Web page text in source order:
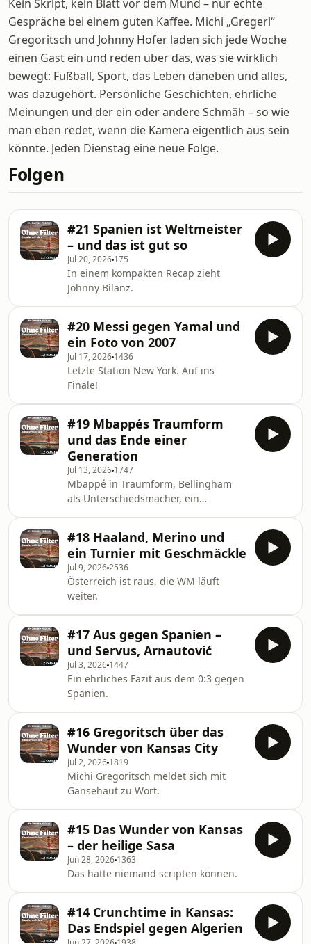
Kein Skript, kein Blatt vor dem Mund – nur echte
Gespräche bei einem guten Kaffee. Michi „Gregerl“
Gregoritsch und Johnny Hofer laden sich jede Woche
einen Gast ein und reden über das, was sie wirklich
bewegt: Fußball, Sport, das Leben daneben und alles,
was dazugehört. Persönliche Geschichten, ehrliche
Meinungen und der ein oder andere Schmäh – so wie
man eben redet, wenn die Kamera eigentlich aus sein
könnte. Jeden Dienstag eine neue Folge.
Folgen
#21 Spanien ist Weltmeister
– und das ist gut so
Jul 20, 2026 175
In einem kompakten Recap zieht
Johnny Bilanz.
#20 Messi gegen Yamal und
ein Foto von 2007
Jul 17, 2026 1436
Letzte Station New York. Auf ins
Finale!
#19 Mbappés Traumform
und das Ende einer
Generation
Jul 13, 2026 1747
Mbappé in Traumform, Bellingham
als Unterschiedsmacher, ein
#18 Haaland, Merino und
ein Turnier mit Geschmäckle
Jul 9, 20262536
Österreich ist raus, die WM läuft
weiter.
#17 Aus gegen Spanien –
und Servus, Arnautović
Jul 3, 2026 1447
Ein ehrliches Fazit aus dem 0:3 gegen
Spanien.
#16 Gregoritsch über das
Wunder von Kansas City
Jul 2, 2026 1819
Michi Gregoritsch meldet sich mit
Gänsehaut zu Wort.
#15 Das Wunder von Kansas
– der heilige Sasa
Jun 28, 2026 1363
Das hätte niemand scripten können.
#14 Crunchtime in Kansas:
Das Endspiel gegen Algerien